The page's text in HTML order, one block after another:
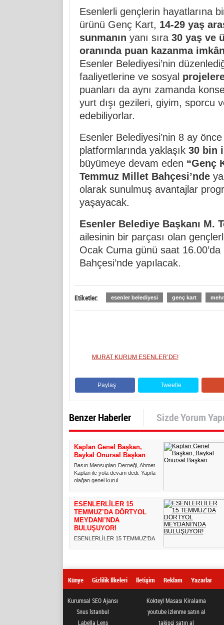
Esenlerli gençlerin hayatlarına
ürünü Genç Kart, 14-29 yaş
sunmanın yanı sıra 30 yaş ve
oranında puan kazanma
Esenler Belediyesi’nin
faaliyetlerine ve sosyal
puanları da aynı zamanda
yurt dışı gezileri, giyim, sporcu
edebiliyorlar.
Esenler Belediyesi’nin 8 ay
platformlarında yaklaşık 30 bin
büyümeye devam eden “Genç
Temmuz Millet Bahçesi’nde
olarak sunulmuş avantajlar
yaşayacak.
Esenler Belediye Başkanı M.
ailesinin bir parçası olan
Ocak Cuma günü saat
Bahçesi’nde yapılacak.
Etiketler: esenler belediyesi genç kart
MURAT KURUM ESENLER’DE!
Paylaş Tweetle
Benzer Haberler Sizde Yorum
Kaplan Genel Başkan,
Baykal Onursal Başkan
Basın Mensupları Derneği, Ahmet
Kaplan ile yola devam dedi. Yapılan
olağan genel kurul...
ESENLERLİLER 15
TEMMUZ’DA DÖRTYOL
MEYDANI’NDA
BULUŞUYOR!
ESENLERLİLER 15 TEMMUZ'DA
Künye Gizlilik İlkeleri İletişim Reklam Yazarlar
Kurumsal SEO Ajansı
Snus İstanbul
Labella Lens
Kokteyl Masası Kiralama
youtube izlenme satın al
takipçi satın al